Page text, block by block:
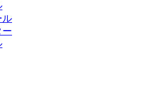
ル
ー